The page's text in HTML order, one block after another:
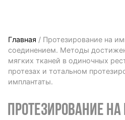
Главная / Протезирование на
соединением. Методы
мягких тканей в одиночных
протезах и тотальном
имплантаты.
ПРОТЕЗИРОВАНИЕ